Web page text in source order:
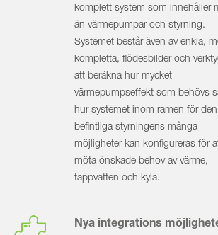
komplett system som innehåller
än värmepumpar och styrning.
Systemet består även av enkla,
kompletta, flödesbilder och
att beräkna hur mycket
värmepumpseffekt som behövs
hur systemet inom ramen för den
befintliga styrningens många
möjligheter kan konfigureras för
möta önskade behov av värme,
tappvatten och kyla.
Nya integrations